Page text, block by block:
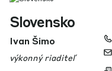
Slovensko
Ivan Šimo
výkonný riaditeľ